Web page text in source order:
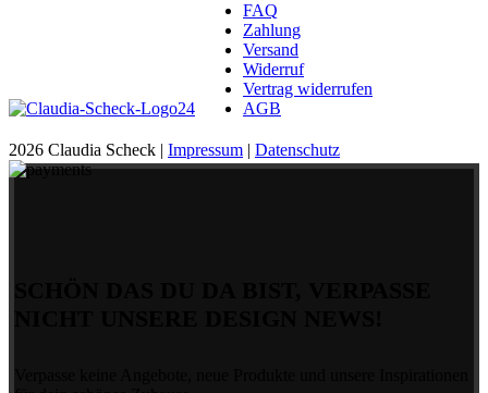
FAQ
Zahlung
Versand
Widerruf
Vertrag widerrufen
AGB
2026 Claudia Scheck | Impressum | Datenschutz